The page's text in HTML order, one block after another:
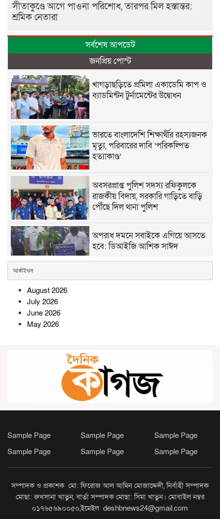
সীতাকুণ্ডে আগে পাওনা পরিশোধ, তারপর মিল হস্তান্তর:
শ্রমিক নেতারা
সর্বশেষ আপডেট
জনপ্রিয় পোস্ট
খাগড়াছড়িতে প্রমিলা একাডেমি কাপ ও
ব্যাডমিন্টন টুর্নামেন্টের উদ্বোধন
ভারতে বাংলাদেশি শিক্ষার্থীর রহস্যজনক
মৃত্যু, পরিবারের দাবি ‘পরিকল্পিত
হত্যাকাণ্ড’
অবসরপ্রাপ্ত পুলিশ সদস্য রফিকুলকে
রাজকীয় বিদায়, সরকারি গাড়িতে বাড়ি
পৌঁছে দিল থানা পুলিশ
অপরাধ দমনে সবাইকে এগিয়ে আসতে
হবে: ডিআইজি আশিক সাঈদ
কুষ্টিয়া সীমান্তে ৬ লাখ টাকার ভারতীয়
মাদক ও চোরাই পণ্য জব্দ, আটক ১
আদমদীঘিতে সংসদ সদস্য আব্দুল
মহিত তালুকদারকে সংবর্ধনা
ফটিকছড়িতে প্রধানমন্ত্রী তারেক
রহমানের আগমন ঘিরে বর্ণিল সাজসজ্জা
আর্কাইভস
August 2026
July 2026
June 2026
May 2026
Sample Page Sample Page
Sample Page
Sample Page
Sample Page Sample Page
সম্পাদক ও প্রকাশক মো: ফিরোজ আল আমিন মোজাদ্দেদী, নির্বাহী সম্পাদক
মোছা: রুখসানা খাতুন, বার্তা সম্পাদক মোছা: সিমা খাতুন। মোবাইল নম্বর
০১৭৬৫৬৯০০৫০,ইমেইল deshbnews24@gmail.com